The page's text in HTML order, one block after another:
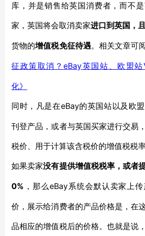
库，并是销售给英国消费者，而不
家，英国将会取消卖家进口到英国，
货物的增值税免征待遇。相关文章可
征政策取消？eBay英国站、欧盟
化》
同时，凡是在eBay的英国站以及欧
刊登产品，或者与英国买家进行交易
税价、用于计算该含税价的增值税税率
如果卖家没有提供增值税税率，或者
0% ，那么eBay系统会默认卖家上
价，展示给消费者的产品价格是，在
品相应的增值税后的价格。也就是说